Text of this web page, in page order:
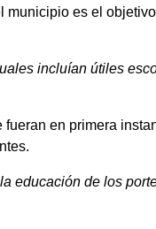
es el
incluían útiles
en primera
educación de los